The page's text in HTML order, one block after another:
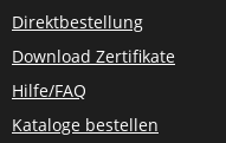
Direktbestellung
Download Zertifikate
Hilfe/FAQ
Kataloge bestellen